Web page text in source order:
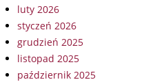
luty 2026
styczeń 2026
grudzień 2025
listopad 2025
październik 2025